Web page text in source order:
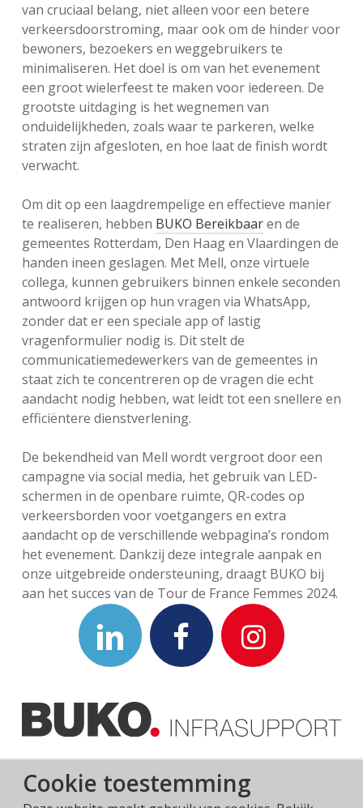
van cruciaal belang, niet alleen voor een betere
verkeersdoorstroming, maar ook om de hinder voor
bewoners, bezoekers en weggebruikers te
minimaliseren. Het doel is om van het evenement
een groot wielerfeest te maken voor iedereen. De
grootste uitdaging is het wegnemen van
onduidelijkheden, zoals waar te parkeren, welke
straten zijn afgesloten, en hoe laat de finish wordt
verwacht.
Om dit op een laagdrempelige en effectieve manier
te realiseren, hebben BUKO Bereikbaaren de
gemeentes Rotterdam, Den Haag en Vlaardingen de
handen ineen geslagen. Met Mell, onze virtuele
collega, kunnen gebruikers binnen enkele seconden
antwoord krijgen op hun vragen via WhatsApp,
zonder dat er een speciale app of lastig
vragenformulier nodig is. Dit stelt de
communicatiemedewerkers van de gemeentes in
staat zich te concentreren op de vragen die echt
aandacht nodig hebben, wat leidt tot een snellere en
efficiëntere dienstverlening.
De bekendheid van Mell wordt vergroot door een
campagne via social media, het gebruik van LED-
schermen in de openbare ruimte, QR-codes op
verkeersborden voor voetgangers en extra
aandacht op de verschillende webpagina’s rondom
het evenement. Dankzij deze integrale aanpak en
onze uitgebreide ondersteuning, draagt BUKO bij
aan het succes van de Tour de France Femmes 2024.
Privacyverklaring
Cookie toestemming